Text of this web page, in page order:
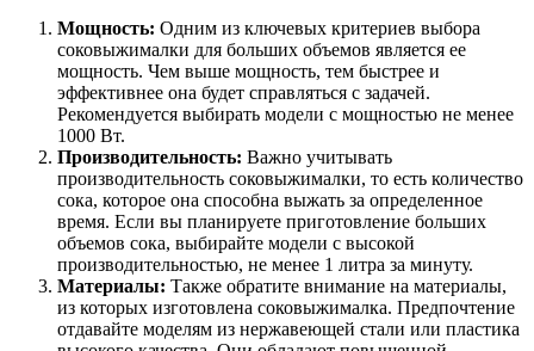
Мощность: Одним из ключевых критериев выбора
соковыжималки для больших объемов является ее
мощность. Чем выше мощность, тем быстрее и
эффективнее она будет справляться с задачей.
Рекомендуется выбирать модели с мощностью не менее
1000 Вт.
Производительность: Важно учитывать
производительность соковыжималки, то есть количество
сока, которое она способна выжать за определенное
время. Если вы планируете приготовление больших
объемов сока, выбирайте модели с высокой
производительностью, не менее 1 литра за минуту.
Материалы: Также обратите внимание на материалы,
из которых изготовлена соковыжималка. Предпочтение
отдавайте моделям из нержавеющей стали или пластика